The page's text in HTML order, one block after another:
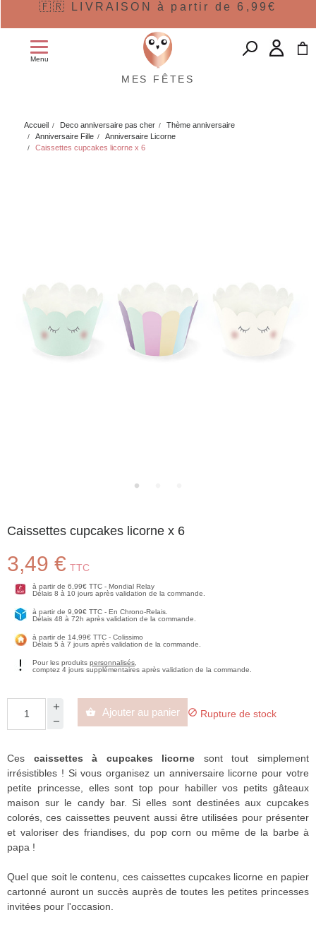
🇫🇷 LIVRAISON à partir de 6,99€
Menu
MES FÊTES
Accueil Deco anniversaire pas cher
Thème anniversaire
Anniversaire Fille
Anniversaire Licorne
Caissettes cupcakes licorne x 6
Caissettes cupcakes licorne x 6
3,49 € TTC
à partir de 6,99€ TTC - Mondial Relay
Délais 8 à 10 jours après validation de la commande.
à partir de 9,99€ TTC - En Chrono-Relais.
Délais 48 à 72h après validation de la commande.
à partir de 14,99€ TTC - Colissimo
Délais 5 à 7 jours après validation de la commande.
Pour les produits personnalisés
comptez 4 jours supplémentaires après validation de la commande.
 Ajouter au panier  Rupture de stock
Ces caissettes à cupcakes licorne sont tout simplement
irrésistibles ! Si vous organisez un anniversaire licorne pour votre
petite princesse, elles sont top pour habiller vos petits gâteaux
maison sur le candy bar. Si elles sont destinées aux cupcakes
colorés, ces caissettes peuvent aussi être utilisées pour présenter
et valoriser des friandises, du pop corn ou même de la barbe à
papa !
Quel que soit le contenu, ces caissettes cupcakes licorne en papier
cartonné auront un succès auprès de toutes les petites princesses
invitées pour l'occasion.